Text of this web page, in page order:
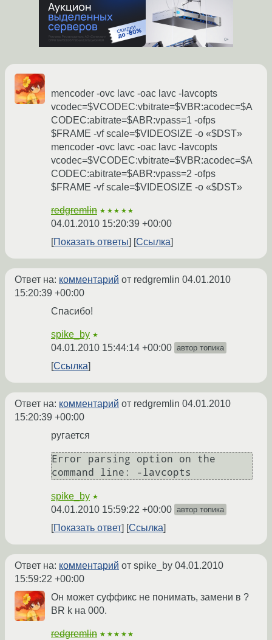
mencoder -ovc lavc -oac lavc -lavcopts
vcodec=$VCODEC:vbitrate=$VBR:acodec=$A
CODEC:abitrate=$ABR:vpass=1 -ofps
$FRAME -vf scale=$VIDEOSIZE -o «$DST»
mencoder -ovc lavc -oac lavc -lavcopts
vcodec=$VCODEC:vbitrate=$VBR:acodec=$A
CODEC:abitrate=$ABR:vpass=2 -ofps
$FRAME -vf scale=$VIDEOSIZE -o «$DST»
redgremlin ★★★★★
04.01.2010 15:20:39 +00:00
Показать ответы
Ссылка
Ответ на: комментарий от redgremlin 04.01.2010
15:20:39 +00:00
Спасибо!
spike_by ★
04.01.2010 15:44:14 +00:00 автор топика
Ссылка
Ответ на: комментарий от redgremlin 04.01.2010
15:20:39 +00:00
ругается
Error parsing option on the
command line: -lavcopts
spike_by ★
04.01.2010 15:59:22 +00:00 автор топика
Показать ответ Ссылка
Ответ на: комментарий от spike_by 04.01.2010
15:59:22 +00:00
Он может суффикс не понимать, замени в ?
BR k на 000.
redgremlin ★★★★★